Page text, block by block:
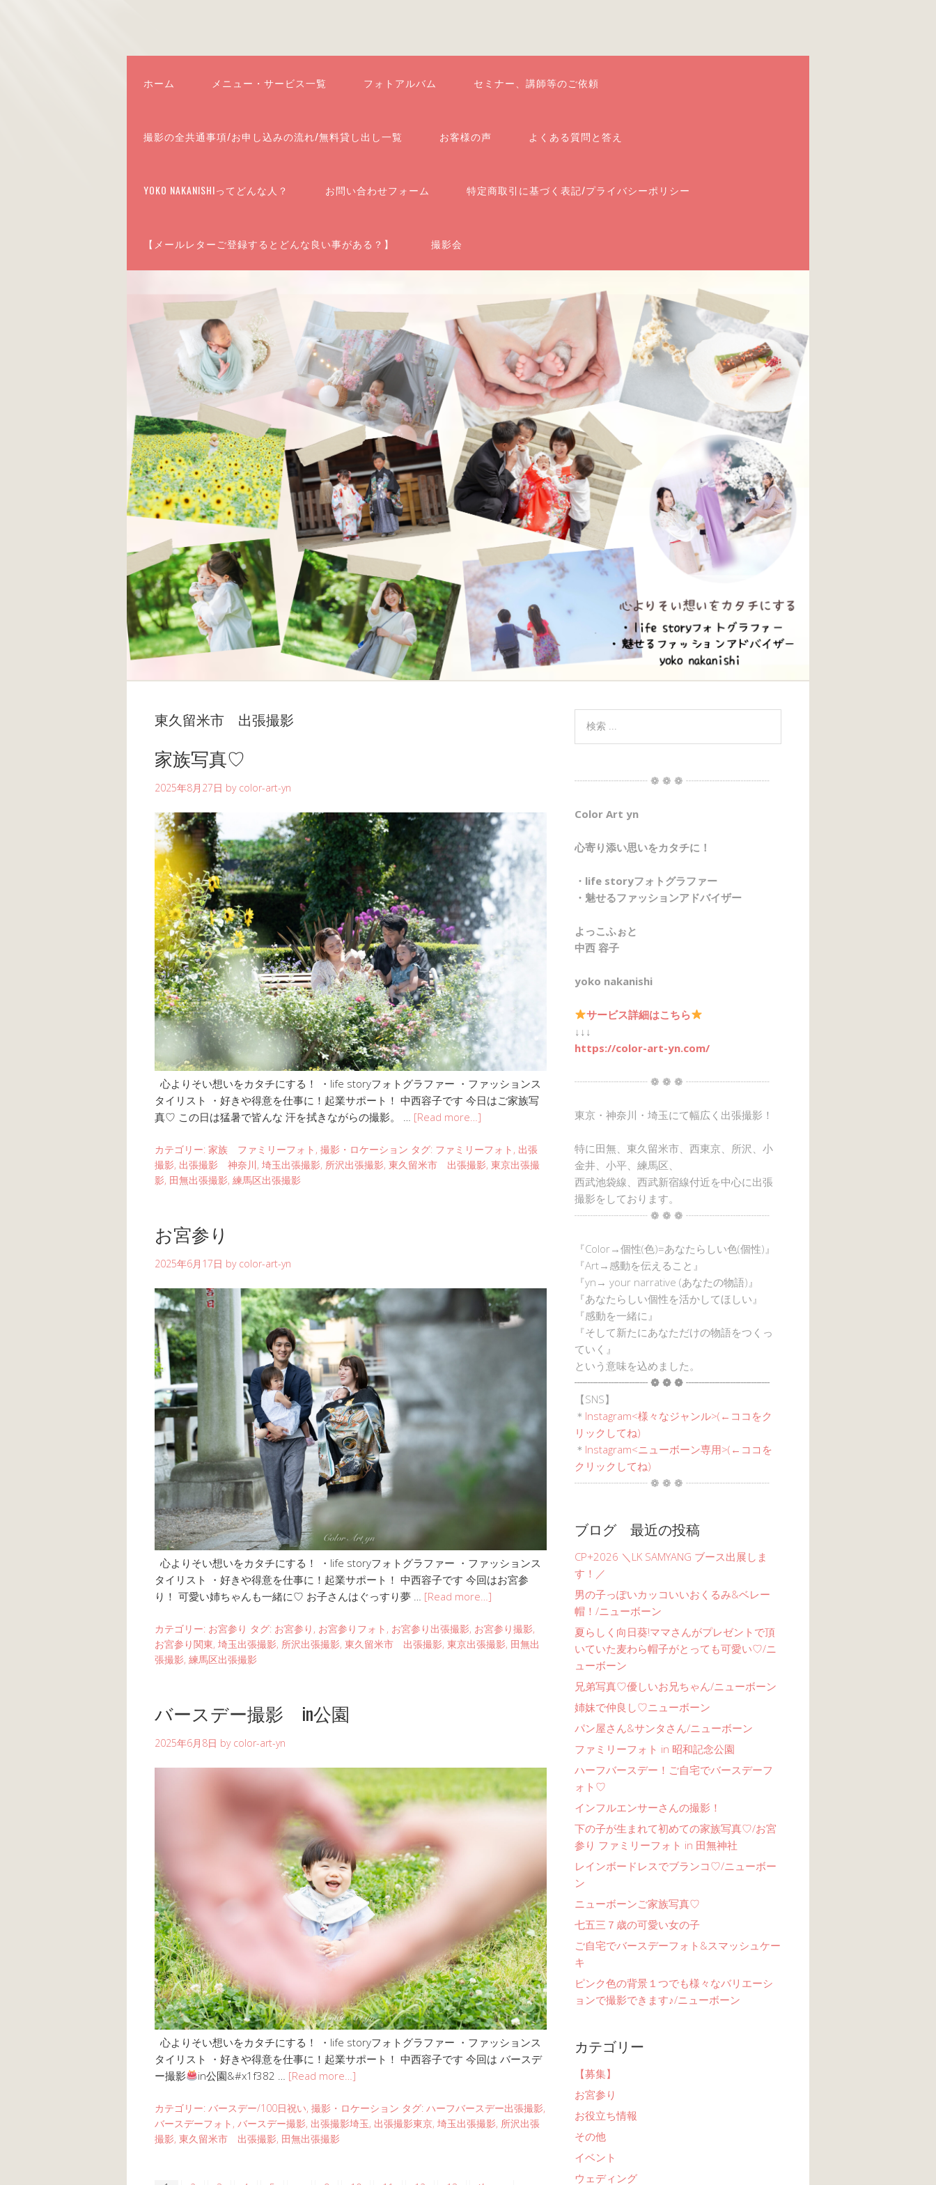
ホーム メニュー・サービス一覧 フォトアルバム セミナー、講師等のご依頼
撮影の全共通事項/お申し込みの流れ/無料貸し出し一覧 お客様の声 よくある質問と答え
YOKO NAKANISHIってどんな人？ お問い合わせフォーム 特定商取引に基づく表記/プライバシーポリシー
【メールレターご登録するとどんな良い事がある？】 撮影会
東久留米市 出張撮影
家族写真♡
2025年8月27日 by color-art-yn
心よりそい想いをカタチにする！ ・life storyフォトグラファー ・ファッションス
タイリスト ・好きや得意を仕事に！起業サポート！ 中西容子です 今日はご家族写
真♡ この日は猛暑で皆んな 汗を拭きながらの撮影。 … [Read more…]
カテゴリー: 家族 ファミリーフォト , 撮影・ロケーション タグ: ファミリーフォト , 出張
撮影, 出張撮影 神奈川, 埼玉出張撮影, 所沢出張撮影, 東久留米市 出張撮影, 東京出張撮
影, 田無出張撮影, 練馬区出張撮影
お宮参り
2025年6月17日 by color-art-yn
心よりそい想いをカタチにする！ ・life storyフォトグラファー ・ファッションス
タイリスト ・好きや得意を仕事に！起業サポート！ 中西容子です 今回はお宮参
り！ 可愛い姉ちゃんも一緒に♡ お子さんはぐっすり夢 … [Read more…]
カテゴリー: お宮参り タグ: お宮参り , お宮参りフォト , お宮参り出張撮影, お宮参り撮影,
お宮参り関東, 埼玉出張撮影, 所沢出張撮影, 東久留米市 出張撮影, 東京出張撮影, 田無出
張撮影, 練馬区出張撮影
バースデー撮影 in公園
2025年6月8日 by color-art-yn
心よりそい想いをカタチにする！ ・life storyフォトグラファー ・ファッションス
タイリスト ・好きや得意を仕事に！起業サポート！ 中西容子です 今回は バースデ
ー撮影
in公園&#x1f382 … [Read more…]
カテゴリー: バースデー/100日祝い, 撮影・ロケーション タグ: ハーフバースデー出張撮影,
バースデーフォト , バースデー撮影, 出張撮影埼玉, 出張撮影東京, 埼玉出張撮影, 所沢出張
撮影, 東久留米市 出張撮影, 田無出張撮影
┈┈┈┈┈┈┈ ❁ ❁ ❁ ┈┈┈┈┈┈┈┈
Color Art yn
心寄り添い思いをカタチに！
・life storyフォトグラファー
・魅せるファッションアドバイザー
よっこふぉと
中西 容子
yoko nakanishi
サービス詳細はこちら
↓↓↓
https://color-art-yn.com/
┈┈┈┈┈┈┈ ❁ ❁ ❁ ┈┈┈┈┈┈┈┈
東京・神奈川・埼玉にて幅広く出張撮影！
特に田無、東久留米市、西東京、所沢、小
金井、小平、練馬区、
西武池袋線、西武新宿線付近を中心に出張
撮影をしております。
┈┈┈┈┈┈┈ ❁ ❁ ❁ ┈┈┈┈┈┈┈┈
『Color→個性(色)=あなたらしい色(個性)』
『Art→感動を伝えること』
『yn→ your narrative (あなたの物語)』
『あなたらしい個性を活かしてほしい』
『感動を一緒に』
『そして新たにあなただけの物語をつくっ
ていく』
という意味を込めました。
┈┈┈┈┈┈┈ ❁ ❁ ❁ ┈┈┈┈┈┈┈┈
【SNS】
＊ Instagram<様々なジャンル>(←ココをク
リックしてね)
＊ Instagram<ニューボーン専用>(←ココを
クリックしてね)
┈┈┈┈┈┈┈ ❁ ❁ ❁ ┈┈┈┈┈┈┈┈
ブログ 最近の投稿
CP+2026 ＼LK SAMYANG ブース出展しま
す！／
男の子っぽいカッコいいおくるみ&ベレー
帽！/ニューボーン
夏らしく向日葵!ママさんがプレゼントで頂
いていた麦わら帽子がとっても可愛い♡/ニ
ューボーン
兄弟写真♡優しいお兄ちゃん/ニューボーン
姉妹で仲良し♡ニューボーン
パン屋さん&サンタさん/ニューボーン
ファミリーフォト in 昭和記念公園
ハーフバースデー！ご自宅でバースデーフ
ォト♡
インフルエンサーさんの撮影！
下の子が生まれて初めての家族写真♡/お宮
参り ファミリーフォト in 田無神社
レインボードレスでブランコ♡/ニューボー
ン
ニューボーンご家族写真♡
七五三７歳の可愛い女の子
ご自宅でバースデーフォト&スマッシュケー
キ
ピンク色の背景１つでも様々なバリエーシ
ョンで撮影できます♪/ニューボーン
カテゴリー
【募集】
お宮参り
お役立ち情報
その他
イベント
ウェディング